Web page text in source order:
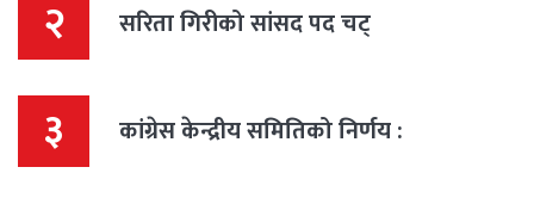
२ सरिता गिरीको सांसद पद चट्
३ कांग्रेस केन्द्रीय समितिको निर्णय :